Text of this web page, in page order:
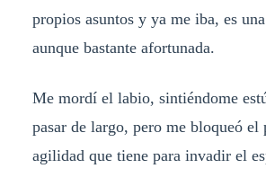
propios asuntos y ya me iba, es
aunque bastante afortunada.
Me mordí el labio, sintiéndome
pasar de largo, pero me bloqueó el
agilidad que tiene para invadir el